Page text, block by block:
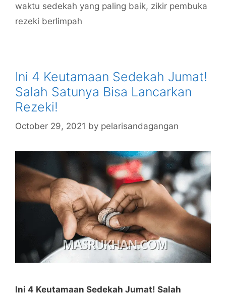
waktu sedekah yang paling baik, zikir pembuka
rezeki berlimpah
Ini 4 Keutamaan Sedekah Jumat!
Salah Satunya Bisa Lancarkan
Rezeki!
October 29, 2021 by pelarisandagangan
Ini 4 Keutamaan Sedekah Jumat! Salah